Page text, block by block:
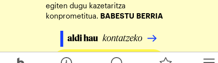
egiten dugu kazetaritza
konprometitua. BABESTU BERRIA
Egin zure ekarpena